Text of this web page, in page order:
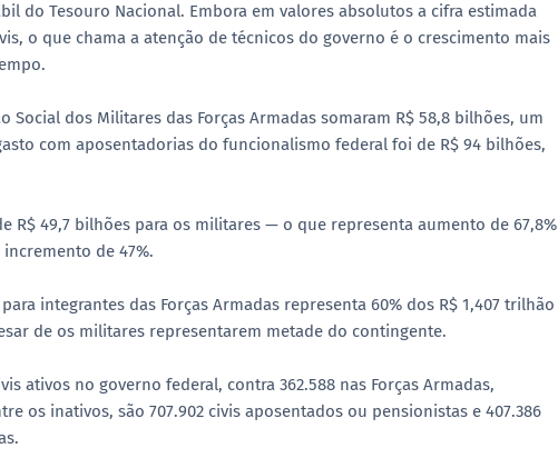
do Tesouro Nacional. Embora em valores absolutos a cifra estimada
o que chama a atenção de técnicos do governo é o crescimento mais
Social dos Militares das Forças Armadas somaram R$ 58,8 bilhões, um
com aposentadorias do funcionalismo federal foi de R$ 94 bilhões,
R$ 49,7 bilhões para os militares — o que representa aumento de 67,8%
de 47%.
integrantes das Forças Armadas representa 60% dos R$ 1,407 trilhão
de os militares representarem metade do contingente.
ativos no governo federal, contra 362.588 nas Forças Armadas,
os inativos, são 707.902 civis aposentados ou pensionistas e 407.386